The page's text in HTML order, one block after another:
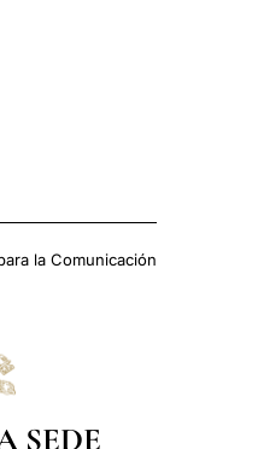
la Comunicación
SEDE